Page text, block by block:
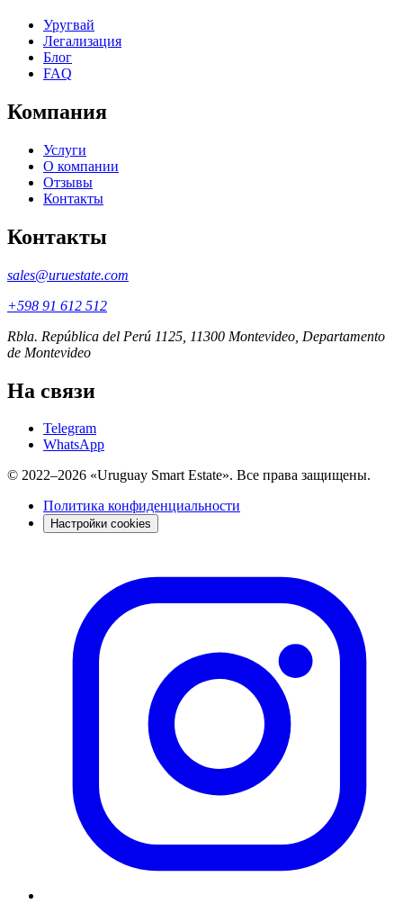
Уругвай
Легализация
Блог
FAQ
Компания
Услуги
О компании
Отзывы
Контакты
Контакты
sales@uruestate.com
+598 91 612 512
Rbla. República del Perú 1125, 11300 Montevideo, Departamento
de Montevideo
На связи
Telegram
WhatsApp
© 2022–2026 «Uruguay Smart Estate». Все права защищены.
Политика конфиденциальности
Настройки cookies